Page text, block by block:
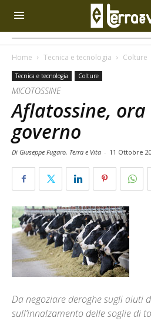
Home Tecnica e tecnologia Colture
Tecnica e tecnologia Colture
MICOTOSSINE
Aflatossine,
governo
Di Giuseppe Fugaro, Terra e Vita - 11 Ottobre
Da negoziare deroghe sugli aiuti
sull’innalzamento delle soglie di